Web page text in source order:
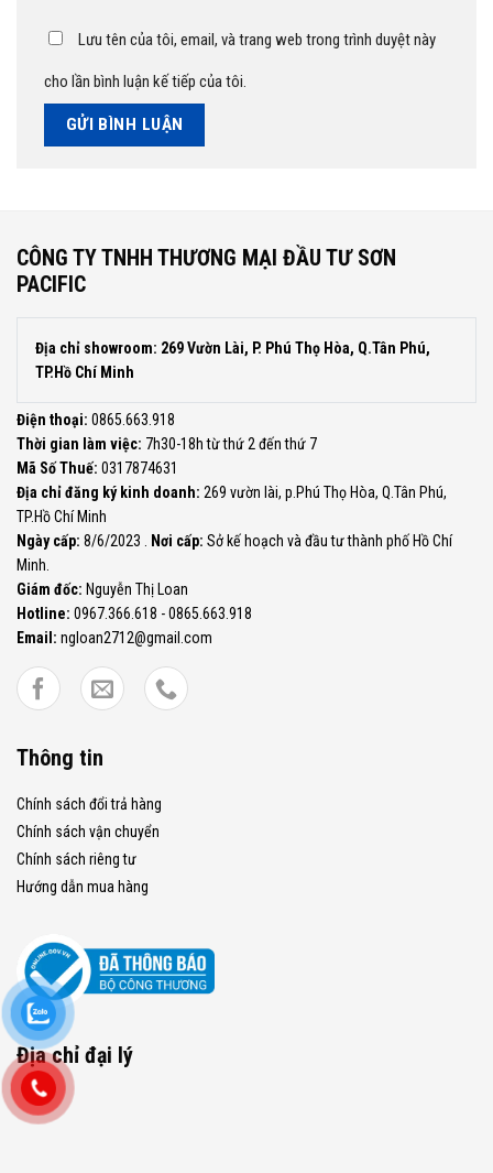
Lưu tên của tôi, email, và trang web trong trình duyệt này
cho lần bình luận kế tiếp của tôi.
CÔNG TY TNHH THƯƠNG MẠI ĐẦU TƯ SƠN
PACIFIC
Địa chỉ showroom: 269 Vườn Lài, P. Phú Thọ Hòa, Q.Tân Phú,
TP.Hồ Chí Minh
Điện thoại: 0865.663.918
Thời gian làm việc: 7h30-18h từ thứ 2 đến thứ 7
Mã Số Thuế: 0317874631
Địa chỉ đăng ký kinh doanh: 269 vườn lài, p.Phú Thọ Hòa, Q.Tân Phú,
TP.Hồ Chí Minh
Ngày cấp: 8/6/2023 . Nơi cấp: Sở kế hoạch và đầu tư thành phố Hồ Chí
Minh.
Giám đốc: Nguyễn Thị Loan
Hotline: 0967.366.618 - 0865.663.918
Email: ngloan2712@gmail.com
Thông tin
Chính sách đổi trả hàng
Chính sách vận chuyển
Chính sách riêng tư
Hướng dẫn mua hàng
Địa chỉ đại lý